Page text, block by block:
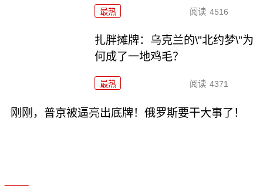
最热 阅读 4516
扎胖摊牌：乌克兰的\"北约梦\"为
何成了一地鸡毛？
最热 阅读 4371
刚刚，普京被逼亮出底牌！俄罗斯要干大事了！